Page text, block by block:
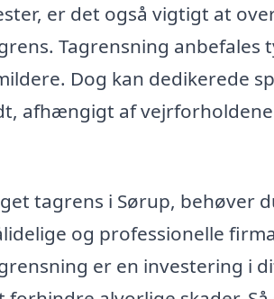
er det også vigtigt at
Tagrensning anbefales
Dog kan dedikerede
afhængigt af
tagrens i Sørup, behøver
og professionelle
er en investering i